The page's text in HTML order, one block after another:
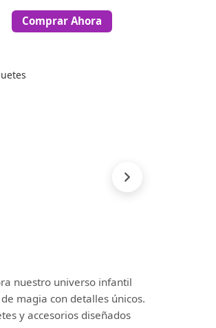
Comprar Ahora
nuestro universo infantil
magia con detalles únicos.
y accesorios diseñados